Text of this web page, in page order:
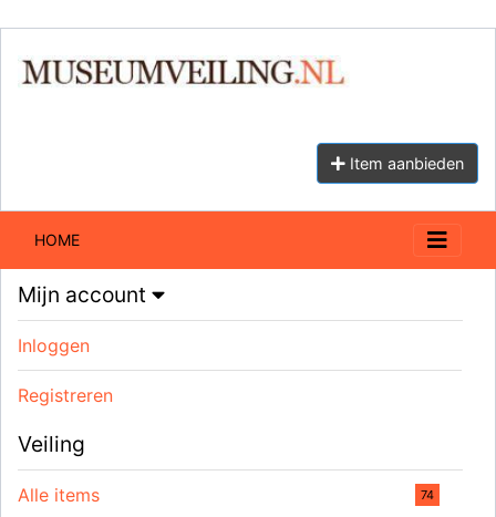
Item aanbieden
HOME
Mijn account
Inloggen
Registreren
Veiling
Alle items 74